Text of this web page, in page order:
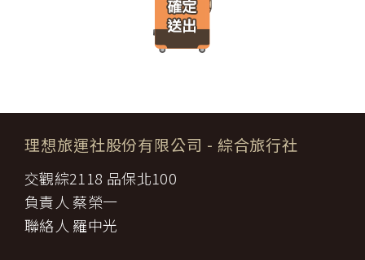
限，催告甲方為之。甲方逾期不為其行為者，乙方得終止契約，並得
請求賠償因契約終止而生之損害。
旅遊開始後，乙方依前項規定終止契約時，甲方得請求乙方墊付費用
甲方依第五條約定繳納之旅遊費用，除雙方依第三十七條另有約定以
一、
代辦證件之行政規費：乙方代理甲方辦理出國所需之手續費及
二、交通運輸費：旅程所需各種交通運輸之費用。
餐飲費：旅程中所列應由乙方安排之餐飲費用。
四、
住宿費：旅程中所列住宿及旅館之費用，如甲方需要單人房，
經乙方同意安排者，甲方應補繳所需差額。
務內容（如品名、數量、金額等）、付款人資料（如姓名、電子郵
件、地址、郵遞區號、電話、生日、性別、職業和個人興趣等）、
收貨人資料（如姓名、電話、地址、郵遞區號等）、付款資料（如
GlobalTrust SSL 網站伺服器數位憑證機制，您的訂單在線上交易
理（即表示您傳送的資料正經過 SSL 保密機制的防護中，就算中
【隱私權保護政策修訂】
「理想旅遊」網站保有修訂本政策之權利。當「理想旅遊」網站在
使用個人資料的規定上作出大修改時，會在網頁上張貼告示，通知
您相關事項。
理想旅運社股份有限公司 - 綜合旅行社
交觀綜2118 品保北100
負責人 蔡榮一
聯絡人 羅中光